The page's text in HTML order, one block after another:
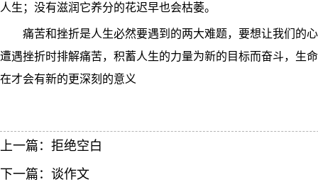
人生；没有滋润它养分的花迟早也会枯萎。
痛苦和挫折是人生必然要遇到的两大难题，要想让我们的心
遭遇挫折时排解痛苦，积蓄人生的力量为新的目标而奋斗，生
在才会有新的更深刻的意义
上一篇： 拒绝空白
下一篇： 谈作文